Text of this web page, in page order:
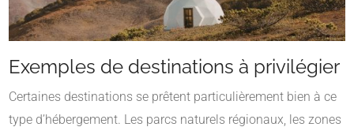
Exemples de destinations à privilégier
Certaines destinations se prêtent particulièrement bien à ce
type d’hébergement. Les parcs naturels régionaux, les zones